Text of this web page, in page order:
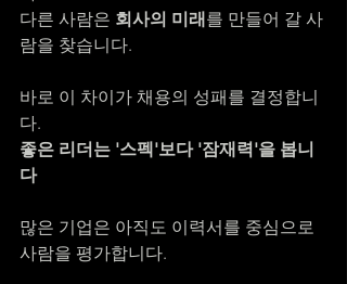
다른 사람은 회사의 미래를 만들어 갈 사
람을 찾습니다.
바로 이 차이가 채용의 성패를 결정합니
다.
좋은 리더는 '스펙'보다 '잠재력'을 봅니
다
많은 기업은 아직도 이력서를 중심으로
사람을 평가합니다.